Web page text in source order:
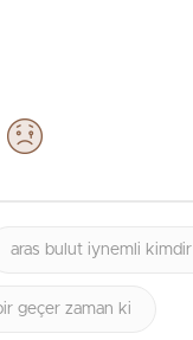
aras bulut iynemli kimdir
geçer zaman ki